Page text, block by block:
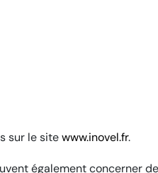
sur le sitewww.inovel.fr.
également concerner